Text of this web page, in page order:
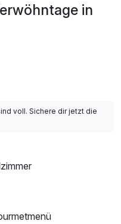
in
voll. Sichere dir jetzt die